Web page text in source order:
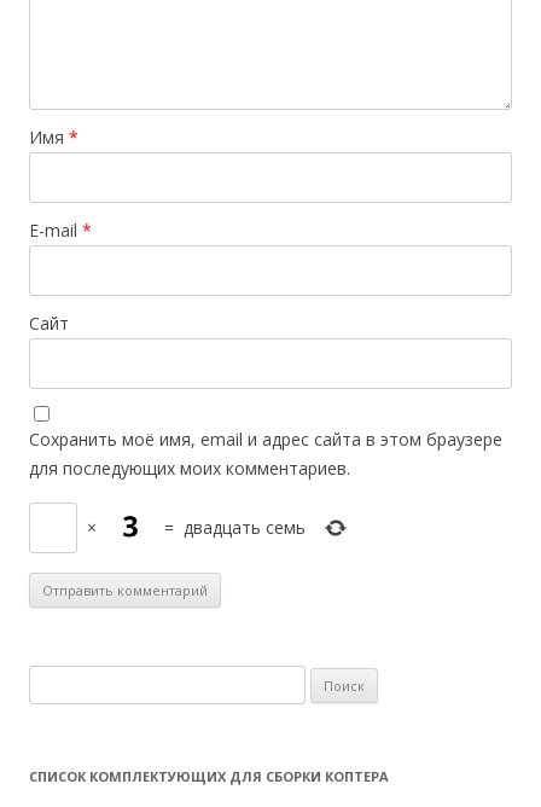
Имя *
E-mail *
Сайт
Сохранить моё имя, email и адрес сайта в этом браузере
для последующих моих комментариев.
× = двадцать семь
а
т
СПИСОК КОМПЛЕКТУЮЩИХ ДЛЯ СБОРКИ КОПТЕРА